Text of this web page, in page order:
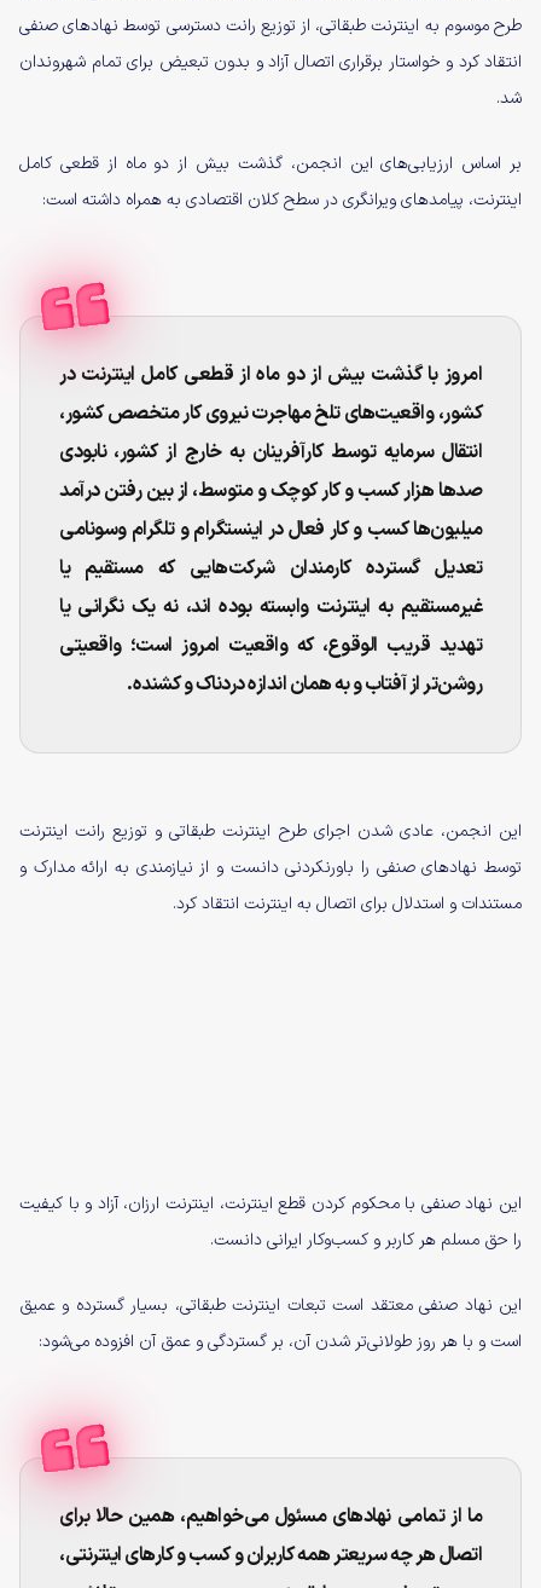
طرح موسوم به اینترنت طبقاتی، از توزیع رانت دسترسی توسط نهادهای صنفی
انتقاد کرد و خواستار برقراری اتصال آزاد و بدون تبعیض برای تمام شهروندان
شد.
بر اساس ارزیابی‌های این انجمن، گذشت بیش از دو ماه از قطعی کامل
اینترنت، پیامدهای ویرانگری در سطح کلان اقتصادی به همراه داشته است:
امروز با گذشت بیش از دو ماه از قطعی کامل اینترنت در
کشور، واقعیت‌های تلخ مهاجرت نیروی کار متخصص کشور،
انتقال سرمایه توسط کارآفرینان به خارج از کشور، نابودی
صدها هزار کسب و کار کوچک و متوسط، از بین رفتن درآمد
میلیون‌ها کسب و کار فعال در اینستگرام و تلگرام وسونامی
تعدیل گسترده کارمندان شرکت‌هایی که مستقیم یا
غیرمستقیم به اینترنت وابسته بوده اند، نه یک نگرانی یا
تهدید قریب الوقوع، که واقعیت امروز است؛ واقعیتی
روشن‌تر از آفتاب و به همان اندازه دردناک و کشنده.
این انجمن، عادی شدن اجرای طرح اینترنت طبقاتی و توزیع رانت اینترنت
توسط نهادهای صنفی را باورنکردنی دانست و از نیازمندی به ارائه مدارک و
مستندات و استدلال برای اتصال به اینترنت انتقاد کرد.
این نهاد صنفی با محکوم کردن قطع اینترنت، اینترنت ارزان، آزاد و با کیفیت
را حق مسلم هر کاربر و کسب‌وکار ایرانی دانست.
این نهاد صنفی معتقد است تبعات اینترنت طبقاتی، بسیار گسترده و عمیق
است و با هر روز طولانی‌تر شدن آن، بر گستردگی و عمق آن افزوده می‌شود:
ما از تمامی نهادهای مسئول می‌خواهیم، همین حالا برای
اتصال هر چه سریعتر همه کاربران و کسب و کارهای اینترنتی،